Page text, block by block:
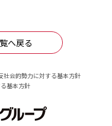
へ戻る
社会的勢力に対する基本方針
基本方針